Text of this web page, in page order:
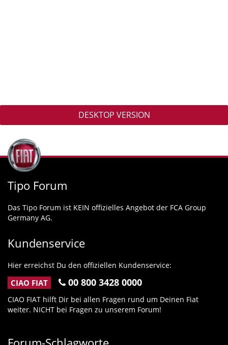
DESKTOP VERSION
Tipo Forum
Das Tipo Forum ist KEIN offizielles Angebot der FCA Group
Germany AG.
Kundenservice
Hier erreichst Du den offiziellen Kundenservice:
CIAO FIAT 00 800 3428 0000
CIAO FIAT hilft Dir bei allen Fragen rund um Deinen Fiat
weiter. NICHT bei Fragen zu unserem Forum!